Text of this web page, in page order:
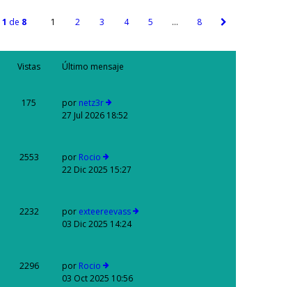
1 de 8 1 2 3 4 5 … 8
Vistas Último mensaje
175 por netz3r
27 Jul 2026 18:52
2553 por Rocio
22 Dic 2025 15:27
2232 por exteereevass
03 Dic 2025 14:24
2296 por Rocio
03 Oct 2025 10:56